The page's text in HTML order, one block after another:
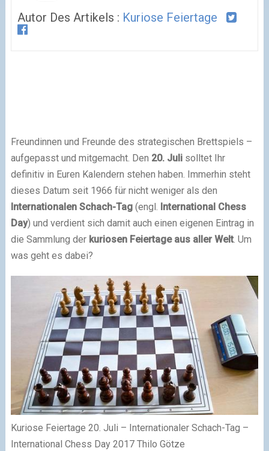
Autor Des Artikels : Kuriose Feiertage
Freundinnen und Freunde des strategischen Brettspiels –
aufgepasst und mitgemacht. Den 20. Julisolltet Ihr
definitiv in Euren Kalendern stehen haben. Immerhin steht
dieses Datum seit 1966 für nicht weniger als den
Internationalen Schach-Tag(engl. International Chess
Day) und verdient sich damit auch einen eigenen Eintrag in
die Sammlung derkuriosen Feiertage aus aller Welt. Um
was geht es dabei?
Kuriose Feiertage 20. Juli – Internationaler Schach-Tag –
International Chess Day 2017 Thilo Götze